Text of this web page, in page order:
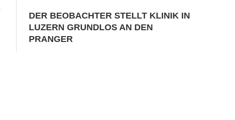
DER BEOBACHTER STELLT KLINIK IN
LUZERN GRUNDLOS AN DEN
PRANGER